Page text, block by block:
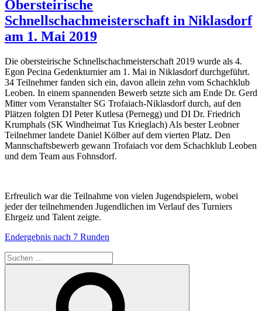
Obersteirische
Schnellschachmeisterschaft in Niklasdorf
am 1. Mai 2019
Die obersteirische Schnellschachmeisterschaft 2019 wurde als 4.
Egon Pecina Gedenkturnier am 1. Mai in Niklasdorf durchgeführt.
34 Teilnehmer fanden sich ein, davon allein zehn vom Schachklub
Leoben. In einem spannenden Bewerb setzte sich am Ende Dr. Gerd
Mitter vom Veranstalter SG Trofaiach-Niklasdorf durch, auf den
Plätzen folgten DI Peter Kutlesa (Pernegg) und DI Dr. Friedrich
Krumphals (SK Windheimat Tus Krieglach) Als bester Leobner
Teilnehmer landete Daniel Kölber auf dem vierten Platz. Den
Mannschaftsbewerb gewann Trofaiach vor dem Schachklub Leoben
und dem Team aus Fohnsdorf.
Erfreulich war die Teilnahme von vielen Jugendspielern, wobei
jeder der teilnehmenden Jugendlichen im Verlauf des Turniers
Ehrgeiz und Talent zeigte.
Endergebnis nach 7 Runden
Suchen
nach: